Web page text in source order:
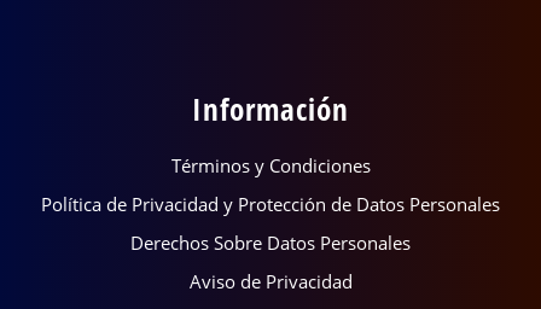
Información
Términos y Condiciones
Política de Privacidad y Protección de Datos Personales
Derechos Sobre Datos Personales
Aviso de Privacidad